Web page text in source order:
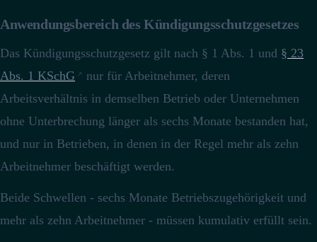
Anwendungsbereich des Kündigungsschutzgesetzes
Das Kündigungsschutzgesetz gilt nach § 1 Abs. 1 und § 23
Abs. 1 KSchG
nur für Arbeitnehmer, deren
Arbeitsverhältnis in demselben Betrieb oder Unternehmen
ohne Unterbrechung länger als sechs Monate bestanden hat,
und nur in Betrieben, in denen in der Regel mehr als zehn
Arbeitnehmer beschäftigt werden.
Beide Schwellen - sechs Monate Betriebszugehörigkeit und
mehr als zehn Arbeitnehmer - müssen kumulativ erfüllt sein.